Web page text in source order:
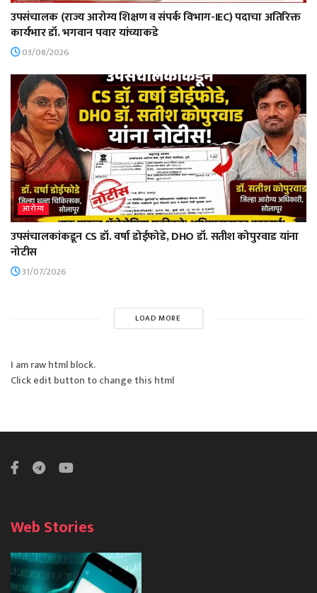
उपसंचालक (राज्य आरोग्य शिक्षण व संपर्क विभाग-IEC) पदाचा अतिरिक्त
कार्यभार डॉ. भगवान पवार यांच्याकडे
03/08/2026
आरोग्य
उपसंचालकांकडून CS डॉ. वर्षा डोईफोडे, DHO डॉ. सतीश कोपुरवाड यांना
नोटीस
31/07/2026
LOAD MORE
I am raw html block.
Click edit button to change this html
Web Stories